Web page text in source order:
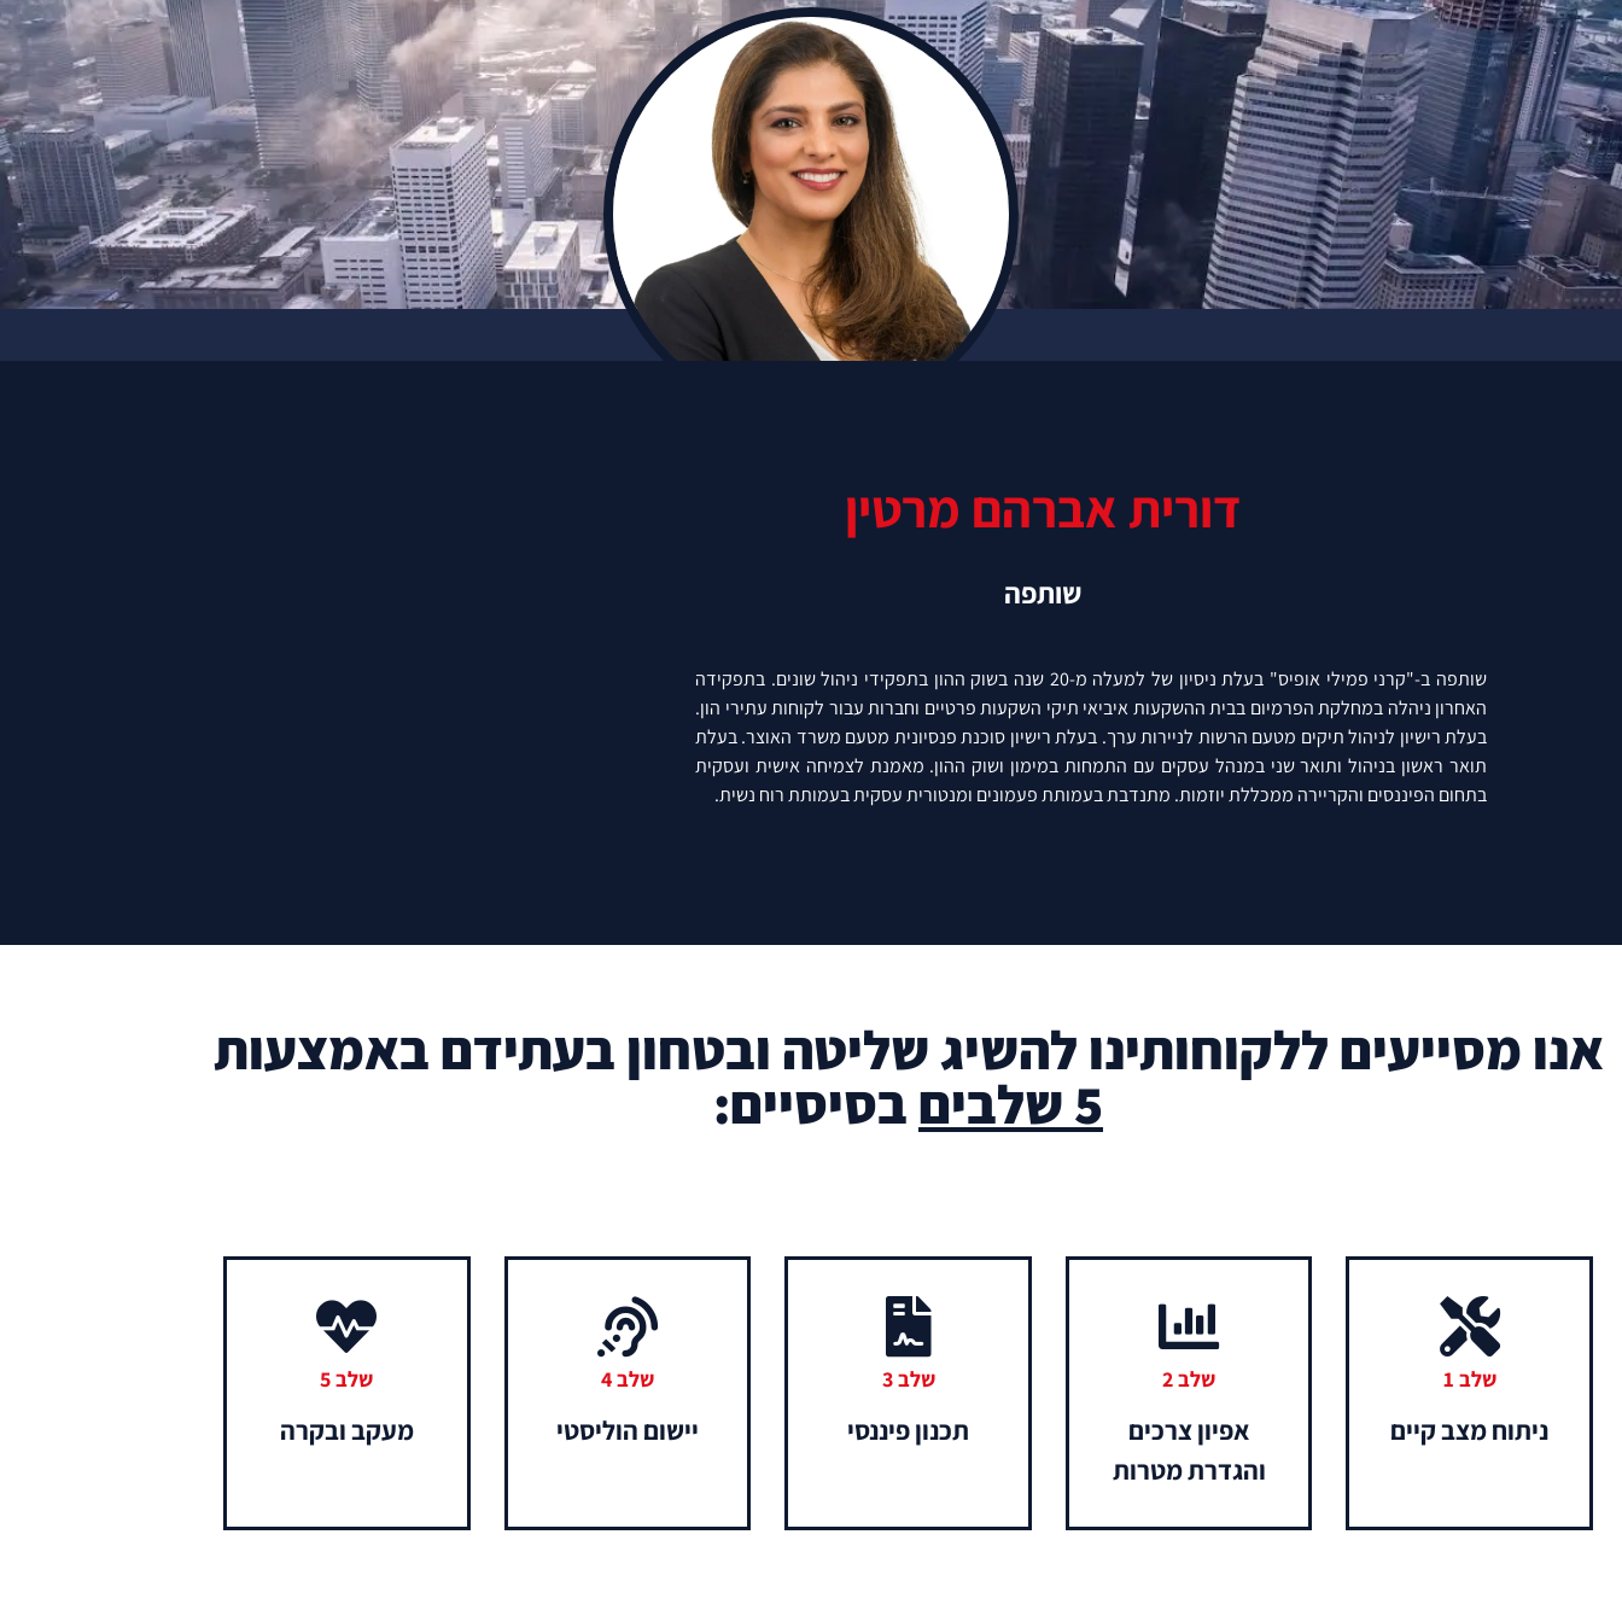
דורית אברהם מרטין
שותפה
שותפה ב-"קרני פמילי אופיס" בעלת ניסיון של למעלה מ-20 שנה בשוק ההון בתפקידי ניהול שונים. בתפקידה
האחרון ניהלה במחלקת הפרמיום בבית ההשקעות איביאי תיקי השקעות פרטיים וחברות עבור לקוחות עתירי הון.
בעלת רישיון לניהול תיקים מטעם הרשות לניירות ערך. בעלת רישיון סוכנת פנסיונית מטעם משרד האוצר. בעלת
תואר ראשון בניהול ותואר שני במנהל עסקים עם התמחות במימון ושוק ההון. מאמנת לצמיחה אישית ועסקית
בתחום הפיננסים והקריירה ממכללת יוזמות. מתנדבת בעמותת פעמונים ומנטורית עסקית בעמותת רוח נשית.
אנו מסייעים ללקוחותינו להשיג שליטה ובטחון בעתידם באמצעות
5 שלבים בסיסיים:
שלב 1
ניתוח מצב קיים​
שלב 2
אפיון צרכים
והגדרת מטרות
שלב 3
תכנון פיננסי
שלב 4
יישום הוליסטי​
שלב 5
מעקב ובקרה